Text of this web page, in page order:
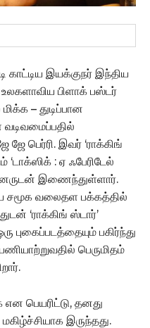
காட்டிய இயக்குநர் இந்திய
பிளாக் பஸ்டர்
– துடிப்பான
ஜே பெர்ரி. இவர் ‘ராக்கிங்
‘டாக்ஸிக் : ஏ ஃபேரிடேல்
இணைந்துள்ளார்.
சமூக வலைதள பக்கத்தில்
‘ராக்கிங் ஸ்டார்’
பகிர்ந்து
பெருமிதம்
என பெயரிட்டு, தனது
இருந்தது.